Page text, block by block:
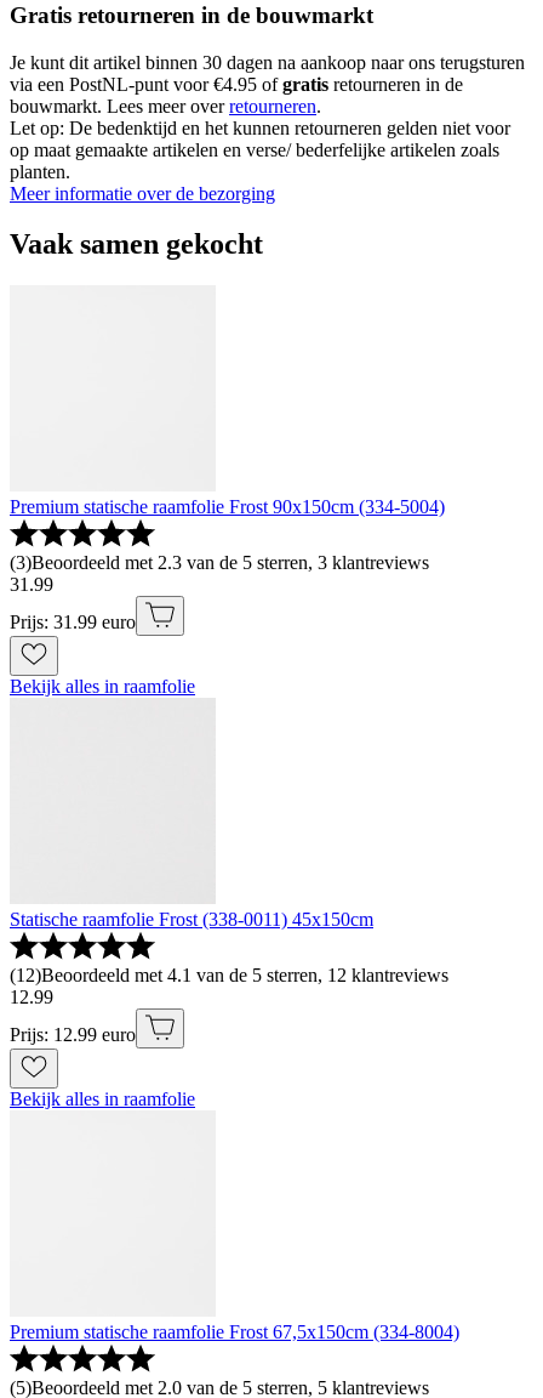
Gratis retourneren in de bouwmarkt
Je kunt dit artikel binnen 30 dagen na aankoop naar ons terugsturen
via een PostNL-punt voor €4.95 ofgratis retourneren in de
bouwmarkt. Lees meer overretourneren.
Let op: De bedenktijd en het kunnen retourneren gelden niet voor
op maat gemaakte artikelen en verse/ bederfelijke artikelen zoals
planten.
Meer informatie over de bezorging
Vaak samen gekocht
Premium statische raamfolie Frost 90x150cm (334-5004)
(3)Beoordeeld met 2.3 van de 5 sterren, 3 klantreviews
31 .99
Prijs: 31.99 euro
Bekijk alles in raamfolie
Statische raamfolie Frost (338-0011) 45x150cm
(12)Beoordeeld met 4.1 van de 5 sterren, 12 klantreviews
12.99
Prijs: 12.99 euro
Bekijk alles in raamfolie
Premium statische raamfolie Frost 67,5x150cm (334-8004)
(5)Beoordeeld met 2.0 van de 5 sterren, 5 klantreviews